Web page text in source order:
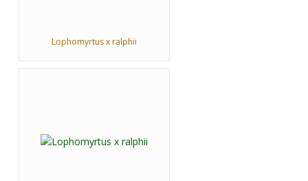
Lophomyrtus x ralphii